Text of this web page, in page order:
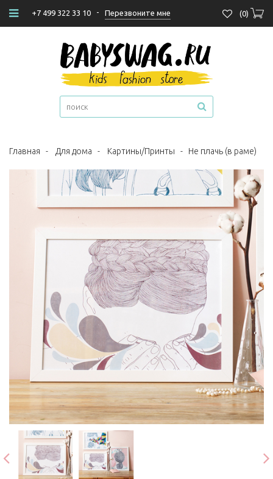
+7 499 322 33 10 - Перезвоните мне (0)
Главная - Для дома - Картины/Принты - Не плачь (в раме)